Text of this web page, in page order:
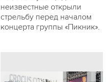
неизвестные открыли
стрельбу перед началом
концерта группы «Пикник».